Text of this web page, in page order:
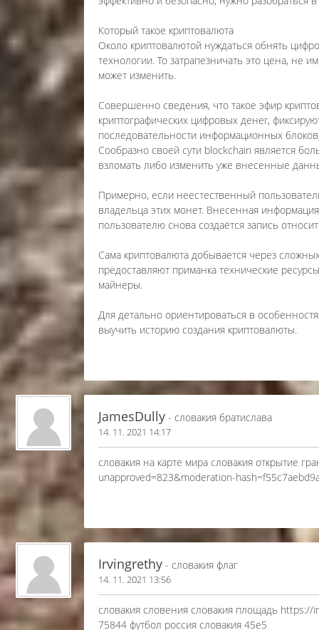
Который такое криптовалюта
Около криптовалютой нуждаться обнять
технологии. То затрапезничать это цена, не
может изменить.
Совершенно сведения, что такое эфир
криптографических цифровых денег,
последовательности информационных
Сообразно своей сути blockchain является
взломать либо изменить уже внесенные
Примерно, если неестественный
владельца этих монет. Внесенная
пользователю снова создаётся запись
Сама криптовалюта добывается через
предоставляют приманка технические
майнеры.
Для детально ориентироваться в
выучить историю создания криптовалюты.
JamesDully - словакия братислава
14. 11. 2021 14:17
словакия на карте мира словакия открытие
unapproved=823&moderation-
Irvingrethy - словакия флаг
14. 11. 2021 13:56
словакия словения словакия площадь
75844 футбол россия словакия 45е5